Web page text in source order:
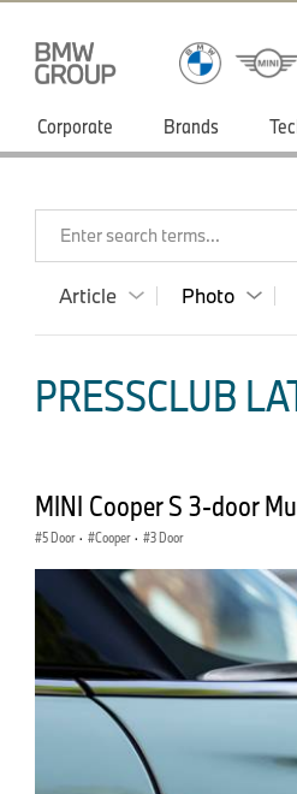
Corporate Brands
Enter search terms...
Article Photo
PRESSCLUB
MINI Cooper S 3-door
5 Door · Cooper · 3 Door